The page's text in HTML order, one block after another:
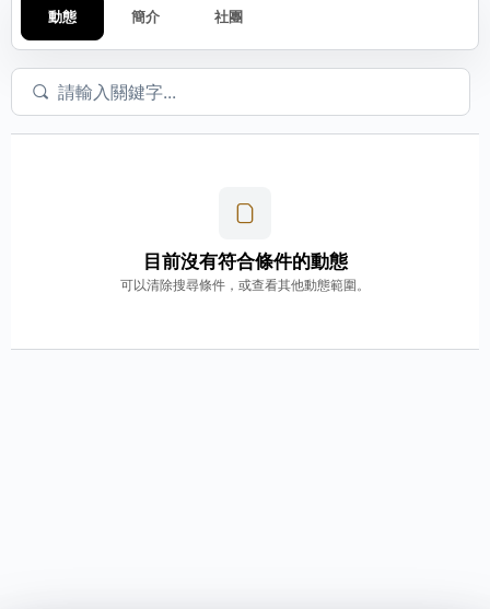
動態 簡介 社團
目前沒有符合條件的動態
可以清除搜尋條件，或查看其他動態範圍。